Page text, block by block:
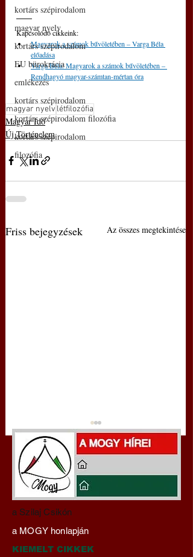
kortárs szépirodalom
magyar nyelv
kortárs szépirodalom
EU bürokrácia
emlékezés
kortárs szépirodalom
kortárs szépirodalom filozófia
kortárs szépirodalom
filozófia
Kapcsolódó cikkeink:
Magyarok a számok bűvöletében – Varga Béla
előadása
Varga Béla: Magyarok a számok bűvöletében ‒
Rendhagyó magyar-számtan-mértan óra
magyar nyelv létfilozófia
Magyar Idő
Új Történelem
Friss bejegyzések Az összes megtekintése
Hajdu Zoltán:
Transzhumanizmus és
technomorál ‒ 21/28.
Rugalmas technomorál:
a Szilaj Csikón
a MOGY honlapján
KIEMELT CIKKEK